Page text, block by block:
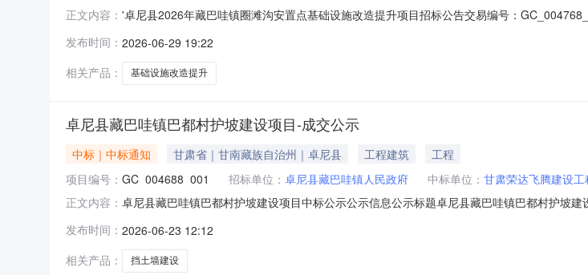
正文内容： '卓尼县2026年藏巴哇镇圈滩沟安置点基础设施改造提升项目招标公告交易编号：
2094800.00（元）公告内容卓尼县2026年藏巴哇镇圈滩沟安置点基础设施改造提升项目根据
改革委员会令
发布时间： 2026-06-29 19:22
相关产品：
基础设施改造提升
卓尼县藏巴哇镇巴都村护坡建设项目-成交公示
中标｜中标通知 甘肃省｜甘南藏族自治州｜卓尼县 工程建筑
工程
项目编号： GC_004688_001 招标单位： 卓尼县藏巴哇镇人民政府 中标单位： 甘肃荣达飞腾建设工
正文内容： 卓尼县藏巴哇镇巴都村护坡建设项目中标公示公示信息公示标题卓尼县藏巴哇镇巴都村护坡
限额以下自主交易平台中进行招标，自2026年6月23日确定结果。现将结果公布如下：一、
发布时间： 2026-06-23 12:12
相关产品：
挡土墙建设